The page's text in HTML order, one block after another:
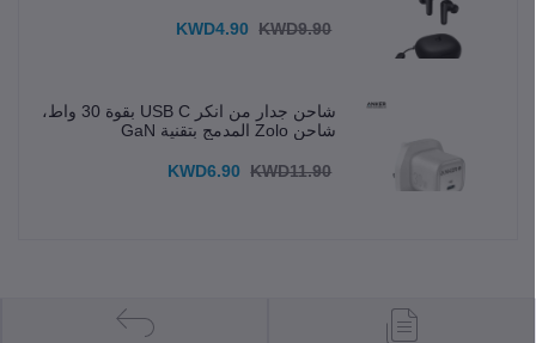
KWD4.90 KWD9.90
شاحن جدار من انكر USB C بقوة 30 واط،
شاحن Zolo المدمج بتقنية GaN
KWD6.90 KWD11.90